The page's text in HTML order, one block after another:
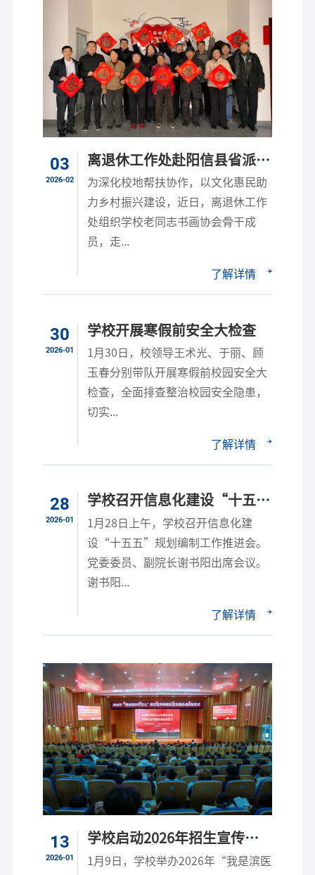
03
2026-02
离退休工作处赴阳信县省派驻
村一线开展迎春送福活动
为深化校地帮扶协作，以文化惠民助
力乡村振兴建设，近日，离退休工作
处组织学校老同志书画协会骨干成
员，走...
了解详情
30
2026-01
学校开展寒假前安全大检查
1月30日，校领导王术光、于丽、顾
玉春分别带队开展寒假前校园安全大
检查，全面排查整治校园安全隐患，
切实...
了解详情
28
2026-01
学校召开信息化建设“十五
五”规划编制工作推进会
1月28日上午，学校召开信息化建
设“十五五”规划编制工作推进会。
党委委员、副院长谢书阳出席会议。
谢书阳...
了解详情
13
2026-01
学校启动2026年招生宣传寒
假社会实践活动
1月9日，学校举办2026年“我是滨医